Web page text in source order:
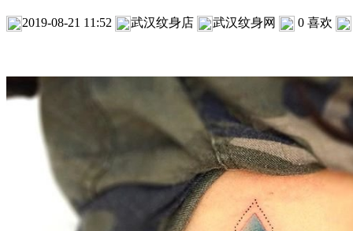
2019-08-21 11:52 武汉纹身店 武汉纹身网 0 喜欢